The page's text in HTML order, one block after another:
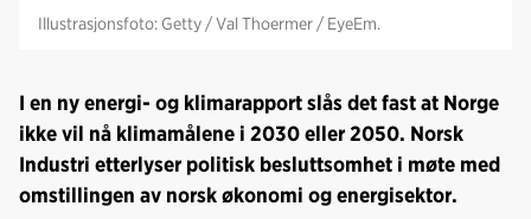
Illustrasjonsfoto: Getty / Val Thoermer / EyeEm.
I en ny energi- og klimarapport slås det fast at Norge
ikke vil nå klimamålene i 2030 eller 2050. Norsk
Industri etterlyser politisk besluttsomhet i møte med
omstillingen av norsk økonomi og energisektor.